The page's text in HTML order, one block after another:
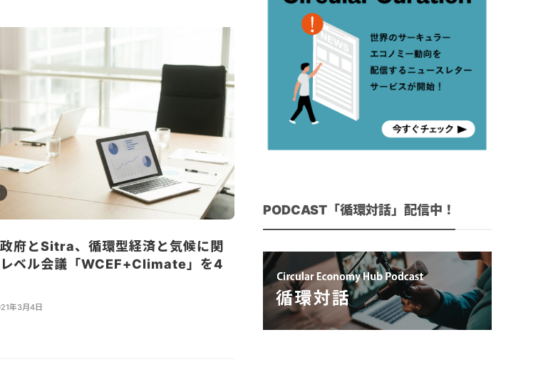
府とSitra、循環型経済と気候に関
ベル会議「WCEF+Climate」を4
年3月4日
PODCAST「循環対話」配信中！